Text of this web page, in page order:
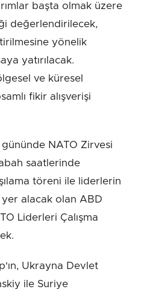
başta olmak üzere
değerlendirilecek,
yönelik
yatırılacak.
ve küresel
fikir alışverişi
NATO Zirvesi
saatlerinde
töreni ile liderlerin
alacak olan ABD
Liderleri Çalışma
Ukrayna Devlet
ile Suriye